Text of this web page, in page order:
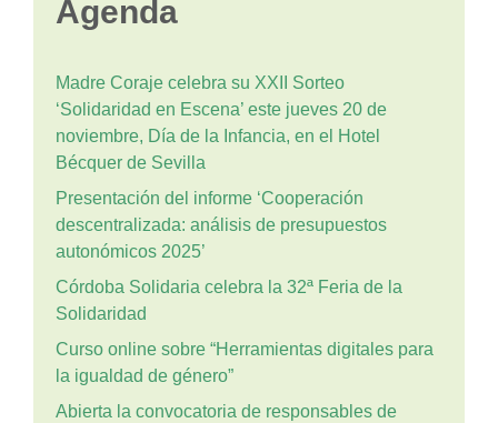
Agenda
Madre Coraje celebra su XXII Sorteo
‘Solidaridad en Escena’ este jueves 20 de
noviembre, Día de la Infancia, en el Hotel
Bécquer de Sevilla
Presentación del informe ‘Cooperación
descentralizada: análisis de presupuestos
autonómicos 2025’
Córdoba Solidaria celebra la 32ª Feria de la
Solidaridad
Curso online sobre “Herramientas digitales para
la igualdad de género”
Abierta la convocatoria de responsables de